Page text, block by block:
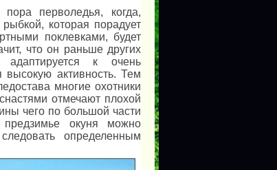
пора перволедья, когда,
которая порадует
поклевками, будет
что он раньше других
адаптируется к очень
высокую активность. Тем
многие охотники
отмечают плохой
чего по большой части
окуня можно
определенным